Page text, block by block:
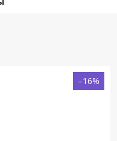
–16%